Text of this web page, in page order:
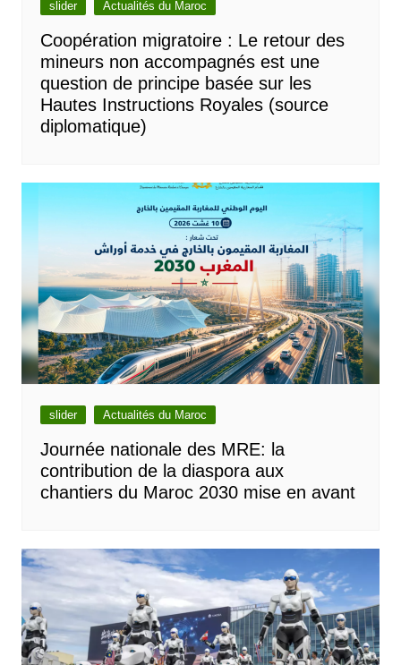
slider Actualités du Maroc
Coopération migratoire : Le retour des
mineurs non accompagnés est une
question de principe basée sur les
Hautes Instructions Royales (source
diplomatique)
slider Actualités du Maroc
Journée nationale des MRE: la
contribution de la diaspora aux
chantiers du Maroc 2030 mise en avant